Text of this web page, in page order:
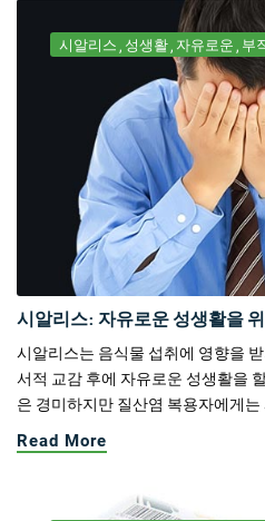
시알리스 성생활 자유로운 부
시알리스: 자유로운 성생활을
시알리스는 음식물 섭취에 영향을
서적 교감 후에 자유로운 성생활을
은 경미하지만 질산염 복용자에게
Read More